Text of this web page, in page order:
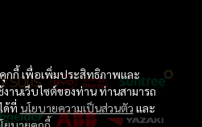
กกี้ เพื่อเพิ่มประสิทธิภาพและ
านเว็บไซต์ของท่าน ท่านสามารถ
ด้ที่ นโยบายความเป็นส่วนตัว และ